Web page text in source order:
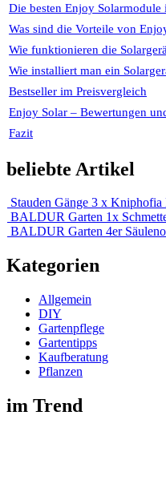
Die besten Enjoy Solarmodule
Was sind die Vorteile von
Wie funktionieren die
Wie installiert man ein
Bestseller im Preisvergleich
Enjoy Solar – Bewertungen
Fazit
beliebte Artikel
Stauden Gänge 3 x
BALDUR Garten 1x
BALDUR Garten 4er
Kategorien
Allgemein
DIY
Gartenpflege
Gartentipps
Kaufberatung
Pflanzen
im Trend